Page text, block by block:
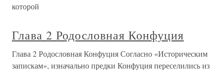
которой
Глава 2 Родословная Конфуция
Глава 2 Родословная Конфуция Согласно «Историческим
запискам», изначально предки Конфуция переселились из